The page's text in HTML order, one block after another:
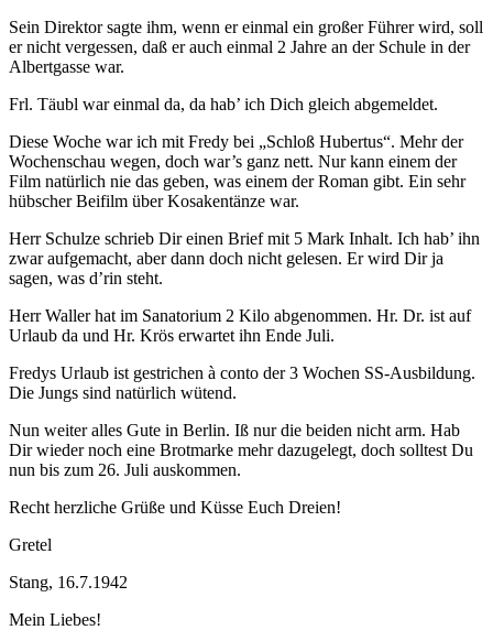
Sein Direktor sagte ihm, wenn er einmal ein großer Führer wird, soll
er nicht vergessen, daß er auch einmal 2 Jahre an der Schule in der
Albertgasse war.
Frl. Täubl war einmal da, da hab’ ich Dich gleich abgemeldet.
Diese Woche war ich mit Fredy bei „Schloß Hubertus“. Mehr der
Wochenschau wegen, doch war’s ganz nett. Nur kann einem der
Film natürlich nie das geben, was einem der Roman gibt. Ein sehr
hübscher Beifilm über Kosakentänze war.
Herr Schulze schrieb Dir einen Brief mit 5 Mark Inhalt. Ich hab’ ihn
zwar aufgemacht, aber dann doch nicht gelesen. Er wird Dir ja
sagen, was d’rin steht.
Herr Waller hat im Sanatorium 2 Kilo abgenommen. Hr. Dr. ist auf
Urlaub da und Hr. Krös erwartet ihn Ende Juli.
Fredys Urlaub ist gestrichen à conto der 3 Wochen SS-Ausbildung.
Die Jungs sind natürlich wütend.
Nun weiter alles Gute in Berlin. Iß nur die beiden nicht arm. Hab
Dir wieder noch eine Brotmarke mehr dazugelegt, doch solltest Du
nun bis zum 26. Juli auskommen.
Recht herzliche Grüße und Küsse Euch Dreien!
Gretel
Stang, 16.7.1942
Mein Liebes!